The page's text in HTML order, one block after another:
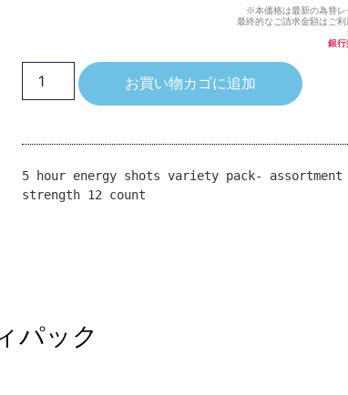
※本価格は最新の為替レ
最終的なご請求金額はご
銀行
お買い物カゴに追加
5 hour energy shots variety pack-
strength 12 count
パック